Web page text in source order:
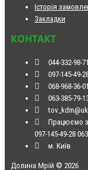
Історія
Закладки
КОНТАКТ
044-332-98-71
097-145-49-
068-968-36-
063-385-79-
Працюємо з
097-145-49-28
м. Київ
Долина Мрій © 2026